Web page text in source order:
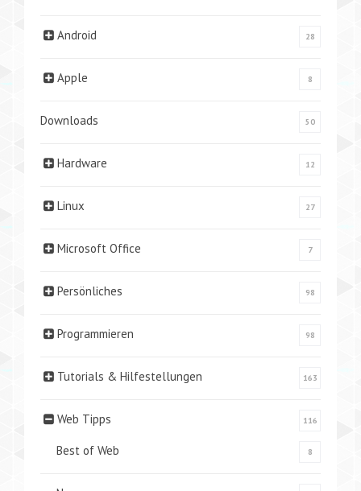
Android 28
Apple 8
Downloads 50
Hardware 12
Linux 27
Microsoft Office 7
Persönliches 98
Programmieren 98
Tutorials & Hilfestellungen 163
Web Tipps 116
Best of Web 8